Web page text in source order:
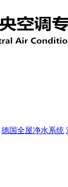
德国全屋净水系统